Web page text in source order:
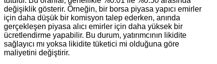
değişiklik gösterir. Örneğin, bir borsa piyasa yapıcı emirler
için daha düşük bir komisyon talep ederken, anında
gerçekleşen piyasa alıcı emirler için daha yüksek bir
ücretlendirme yapabilir. Bu durum, yatırımcının likidite
sağlayıcı mı yoksa likidite tüketici mi olduğuna göre
maliyetini değiştirir.